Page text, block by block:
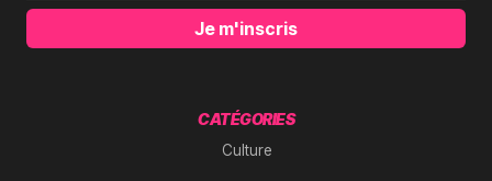
Je m'inscris
CATÉGORIES
Culture